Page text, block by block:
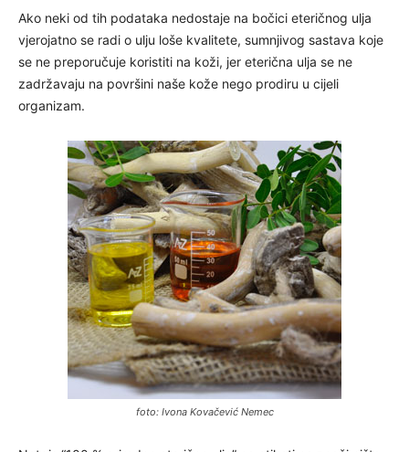
Ako neki od tih podataka nedostaje na bočici eteričnog ulja
vjerojatno se radi o ulju loše kvalitete, sumnjivog sastava koje
se ne preporučuje koristiti na koži, jer eterična ulja se ne
zadržavaju na površini naše kože nego prodiru u cijeli
organizam.
foto: Ivona Kovačević Nemec